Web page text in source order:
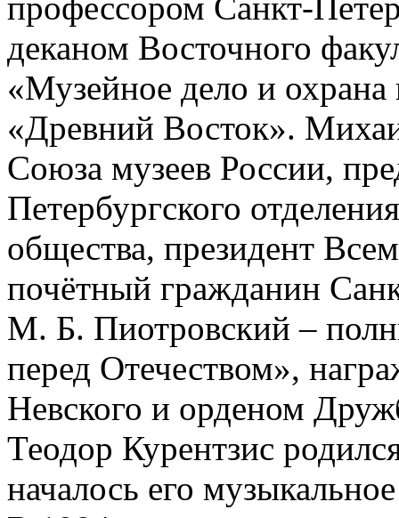
деканом Восточного
«Музейное дело и охрана
«Древний Восток».
Союза музеев России,
Петербургского
общества, президент
почётный гражданин
М. Б. Пиотровский ‒
перед Отечеством»,
Невского и орденом
Теодор Курентзис
началось его